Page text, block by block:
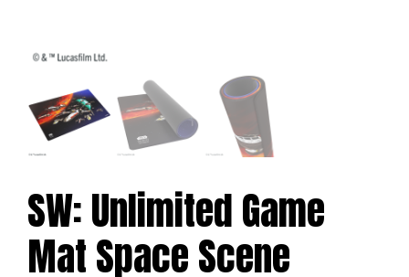
SW: Unlimited Game
Mat Space Scene